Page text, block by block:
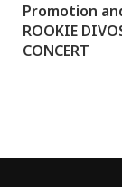
Promotion
ROOKIE
CONCERT